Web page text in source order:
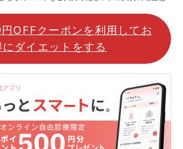
OFFクーポンを利用してお
にダイエットをする